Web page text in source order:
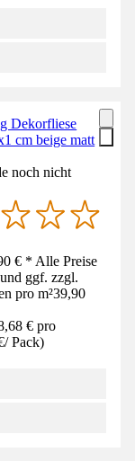
Dekorfliese
cm beige matt
noch nicht
€ * Alle Preise
ggf. zzgl.
pro m²39,90
€ pro
/ Pack)